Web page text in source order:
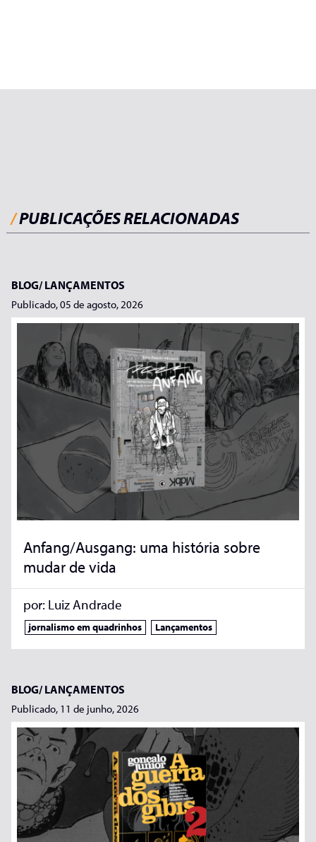
/PUBLICAÇÕES RELACIONADAS
BLOG/LANÇAMENTOS
Publicado, 05 de agosto, 2026
Anfang/Ausgang: uma história sobre
mudar de vida
por: Luiz Andrade
jornalismo em quadrinhos Lançamentos
BLOG/LANÇAMENTOS
Publicado, 11 de junho, 2026